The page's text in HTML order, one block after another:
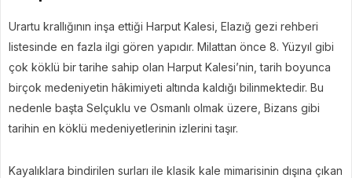
Urartu krallığının inşa ettiği Harput Kalesi, Elazığ gezi rehberi
listesinde en fazla ilgi gören yapıdır. Milattan önce 8. Yüzyıl gibi
çok köklü bir tarihe sahip olan Harput Kalesi’nin, tarih boyunca
birçok medeniyetin hâkimiyeti altında kaldığı bilinmektedir. Bu
nedenle başta Selçuklu ve Osmanlı olmak üzere, Bizans gibi
tarihin en köklü medeniyetlerinin izlerini taşır.
Kayalıklara bindirilen surları ile klasik kale mimarisinin dışına çıkan